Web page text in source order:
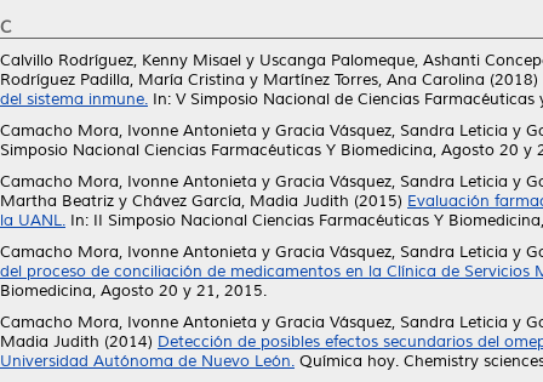
C
Calvillo Rodríguez, Kenny Misael y Uscanga Palomeque, Ashanti
Rodríguez Padilla, María Cristina y Martínez Torres, Ana Carolina (2018)
del sistema inmune. In: V Simposio Nacional de Ciencias
Camacho Mora, Ivonne Antonieta y Gracia Vásquez, Sandra Leticia y
Simposio Nacional Ciencias Farmacéuticas Y Biomedicina, Agosto 20 y
Camacho Mora, Ivonne Antonieta y Gracia Vásquez, Sandra Leticia y
Martha Beatriz y Chávez García, Madia Judith (2015) Evaluación
la UANL. In: II Simposio Nacional Ciencias Farmacéuticas Y
Camacho Mora, Ivonne Antonieta y Gracia Vásquez, Sandra Leticia y
del proceso de conciliación de medicamentos en la Clínica de Servicios
Biomedicina, Agosto 20 y 21, 2015.
Camacho Mora, Ivonne Antonieta y Gracia Vásquez, Sandra Leticia y
Madia Judith (2014) Detección de posibles efectos secundarios del
Universidad Autónoma de Nuevo León. Química hoy. Chemistry